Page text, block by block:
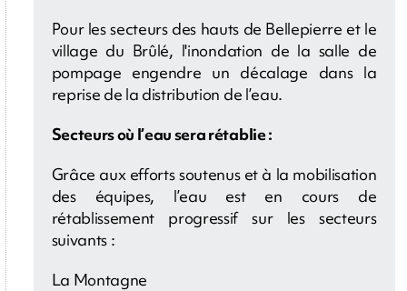
Pour les secteurs des hauts de Bellepierre et le
village du Brûlé, l'inondation de la salle de
pompage engendre un décalage dans la
reprise de la distribution de l’eau.
Secteurs où l’eau sera rétablie :
Grâce aux efforts soutenus et à la mobilisation
des équipes, l’eau est en cours de
rétablissement progressif sur les secteurs
suivants :
La Montagne